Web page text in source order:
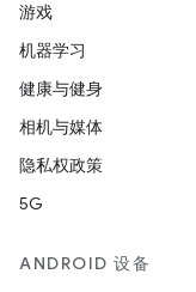
游戏
机器学习
健康与健身
相机与媒体
隐私权政策
5G
ANDROID 设备